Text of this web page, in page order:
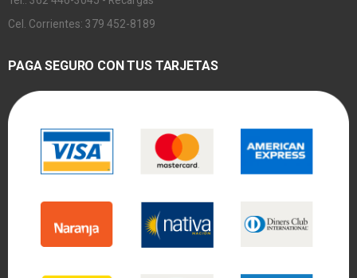
Cel. Corrientes: 379 452-8189
PAGA SEGURO CON TUS TARJETAS